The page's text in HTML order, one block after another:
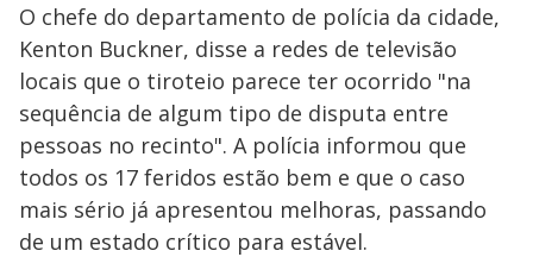
O chefe do departamento de polícia da cidade,
Kenton Buckner, disse a redes de televisão
locais que o tiroteio parece ter ocorrido "na
sequência de algum tipo de disputa entre
pessoas no recinto". A polícia informou que
todos os 17 feridos estão bem e que o caso
mais sério já apresentou melhoras, passando
de um estado crítico para estável.